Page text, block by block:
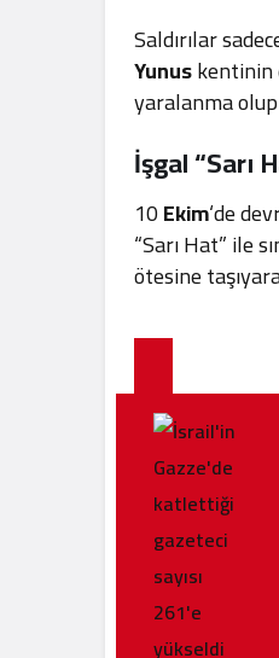
Saldırılar
Yunuskentinin
yaralanma
İşgal “Sarı
10Ekim‘de
“Sarı Hat” ile
ötesine